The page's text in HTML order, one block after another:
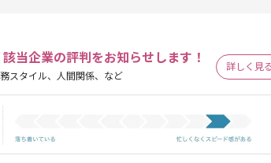
当企業の評判をお知らせします！
スタイル、人間関係、など
詳しく見